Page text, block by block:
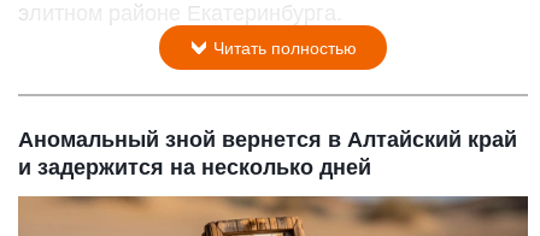
элитном районе Екатеринбурга.
Читать полностью
Аномальный зной вернется в Алтайский край
и задержится на несколько дней